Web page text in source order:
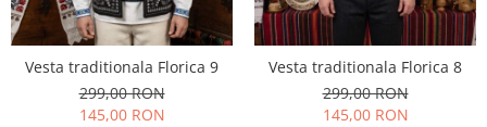
Vesta traditionala Florica 9
299,00 RON
145,00 RON
Vesta traditionala Florica 8
299,00 RON
145,00 RON